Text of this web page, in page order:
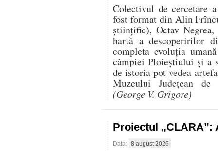
Colectivul de
fost format din Alin
științific), Octav
hartă a descoperirilor
completa evoluția
câmpiei Ploieștiului și a
de istoria pot vedea
Muzeului Județean
(George V. Grigore)
Proiectul „CLARA”:
Data: 8 august 2026